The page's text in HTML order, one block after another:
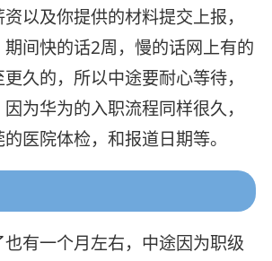
以及你提供的材料提交上报，
间快的话2周，慢的话网上有的
久的，所以中途要耐心等待，
为华为的入职流程同样很久，
医院体检，和报道日期等。
有一个月左右，中途因为职级